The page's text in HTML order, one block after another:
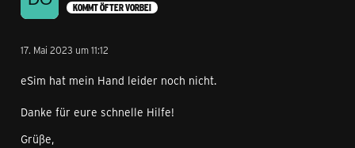
KOMMT ÖFTER VORBEI
17. Mai 2023 um 11:12
eSim hat mein Hand leider noch nicht.
Danke für eure schnelle Hilfe!
Grüße,